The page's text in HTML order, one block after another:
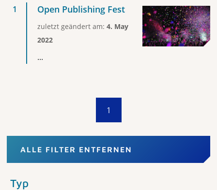
Open Publishing Fest
zuletzt geändert am: 4. May
2022
...
1
ALLE FILTER ENTFERNEN
Typ